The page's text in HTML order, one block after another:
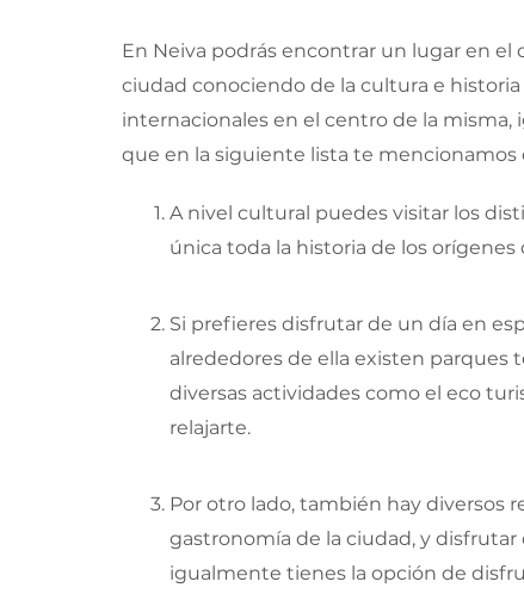
En Neiva podrás encontrar un lugar en
ciudad conociendo de la cultura e
internacionales en el centro de la
que en la siguiente lista te mencionamos
A nivel cultural puedes visitar los
única toda la historia de los
Si prefieres disfrutar de un día en
alrededores de ella existen parques
diversas actividades como el eco
relajarte.
Por otro lado, también hay diversos
gastronomía de la ciudad, y
igualmente tienes la opción de